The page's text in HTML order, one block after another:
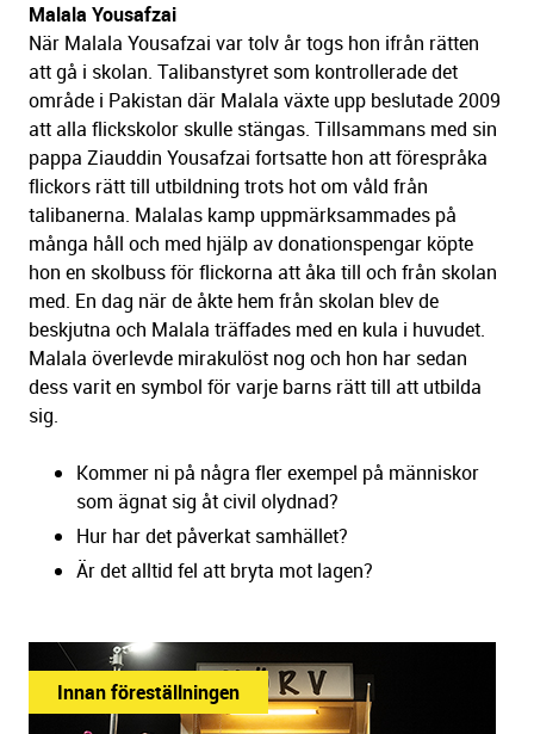
Malala Yousafzai
När Malala Yousafzai var tolv år togs hon ifrån rätten
att gå i skolan. Talibanstyret som kontrollerade det
område i Pakistan där Malala växte upp beslutade 2009
att alla flickskolor skulle stängas. Tillsammans med sin
pappa Ziauddin Yousafzai fortsatte hon att förespråka
flickors rätt till utbildning trots hot om våld från
talibanerna. Malalas kamp uppmärksammades på
många håll och med hjälp av donationspengar köpte
hon en skolbuss för flickorna att åka till och från skolan
med. En dag när de åkte hem från skolan blev de
beskjutna och Malala träffades med en kula i huvudet.
Malala överlevde mirakulöst nog och hon har sedan
dess varit en symbol för varje barns rätt till att utbilda
sig.
Kommer ni på några fler exempel på människor
som ägnat sig åt civil olydnad?
Hur har det påverkat samhället?
Är det alltid fel att bryta mot lagen?
Innan föreställningen